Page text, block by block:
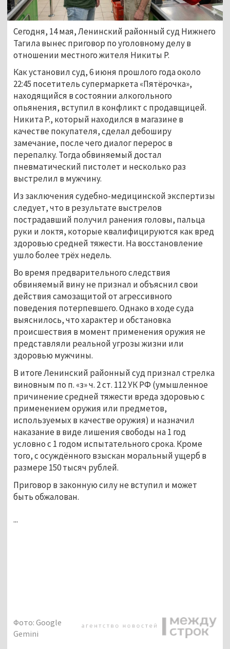
Сегодня, 14 мая, Ленинский районный суд Нижнего
Тагила вынес приговор по уголовному делу в
отношении местного жителя Никиты Р.
Как установил суд, 6 июня прошлого года около
22:45 посетитель супермаркета «Пятёрочка»,
находящийся в состоянии алкогольного
опьянения, вступил в конфликт с продавщицей.
Никита Р., который находился в магазине в
качестве покупателя, сделал дебоширу
замечание, после чего диалог перерос в
перепалку. Тогда обвиняемый достал
пневматический пистолет и несколько раз
выстрелил в мужчину.
Из заключения судебно-медицинской экспертизы
следует, что в результате выстрелов
пострадавший получил ранения головы, пальца
руки и локтя, которые квалифицируются как вред
здоровью средней тяжести. На восстановление
ушло более трёх недель.
Во время предварительного следствия
обвиняемый вину не признал и объяснил свои
действия самозащитой от агрессивного
поведения потерпевшего. Однако в ходе суда
выяснилось, что характер и обстановка
происшествия в момент применения оружия не
представляли реальной угрозы жизни или
здоровью мужчины.
В итоге Ленинский районный суд признал стрелка
виновным по п. «з» ч. 2 ст. 112 УК РФ (умышленное
причинение средней тяжести вреда здоровью с
применением оружия или предметов,
используемых в качестве оружия) и назначил
наказание в виде лишения свободы на 1 год
условно с 1 годом испытательного срока. Кроме
того, с осуждённого взыскан моральный ущерб в
размере 150 тысяч рублей.
Приговор в законную силу не вступил и может
быть обжалован.
...
Фото: Google
Gemini